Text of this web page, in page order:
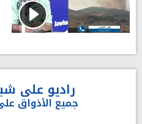
راديو على
جميع الأذواق